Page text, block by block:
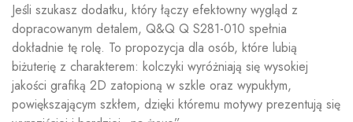
Jeśli szukasz dodatku, który łączy efektowny wygląd z
dopracowanym detalem, Q&Q Q S281-010 spełnia
dokładnie tę rolę. To propozycja dla osób, które lubią
biżuterię z charakterem: kolczyki wyróżniają się wysokiej
jakości grafiką 2D zatopioną w szkle oraz wypukłym,
powiększającym szkłem, dzięki któremu motywy prezentują się